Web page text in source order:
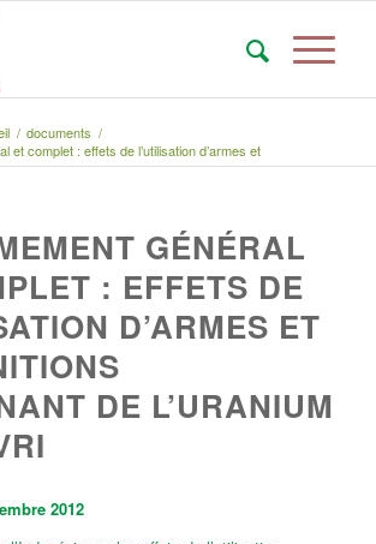
/ documents /
et complet : effets de l’utilisation d’armes et
GÉNÉRAL
: EFFETS DE
D’ARMES ET
DE L’URANIUM
2012